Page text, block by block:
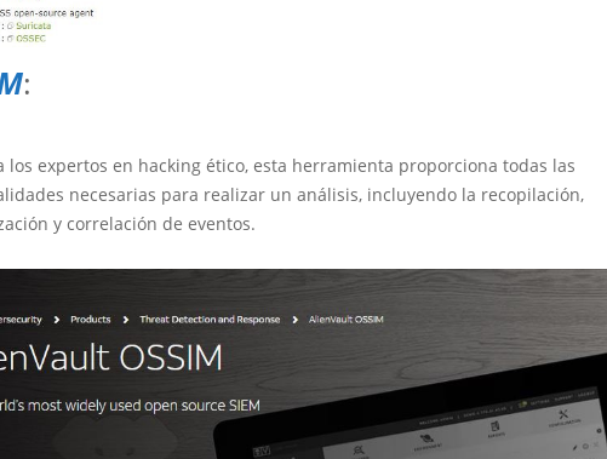
:
los expertos en hacking ético, esta herramienta proporciona todas las
necesarias para realizar un análisis, incluyendo la recopilación,
y correlación de eventos.